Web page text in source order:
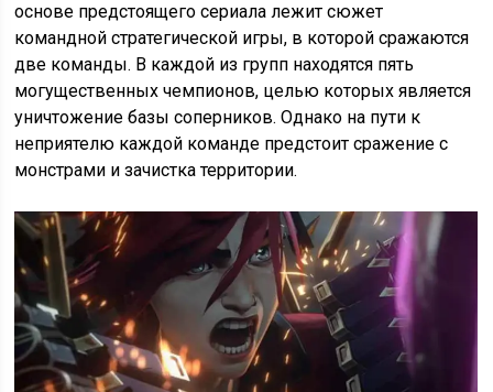
основе предстоящего сериала лежит сюжет
командной стратегической игры, в которой сражаются
две команды. В каждой из групп находятся пять
могущественных чемпионов, целью которых является
уничтожение базы соперников. Однако на пути к
неприятелю каждой команде предстоит сражение с
монстрами и зачистка территории.